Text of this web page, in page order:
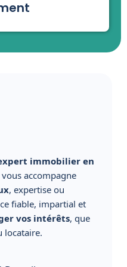
immobilier en
vous accompagne
, expertise ou
fiable, impartial et
vos intérêts, que
locataire.